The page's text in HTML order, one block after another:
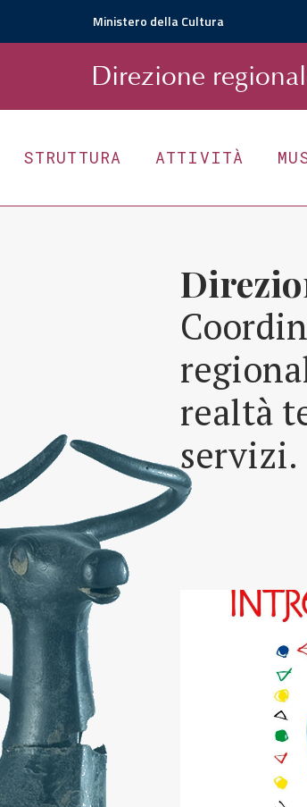
Ministero della Cultura
Direzione r
STRUTTURA ATTIVITÀ
realtà
servizi.